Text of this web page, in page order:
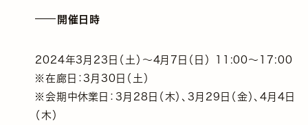
開催日時
2024年3月23日（土）～4月7日（日） 11:00～17:00
※在廊日：3月30日（土）
※会期中休業日：3月28日（木）、3月29日（金）、4月4日
（木）